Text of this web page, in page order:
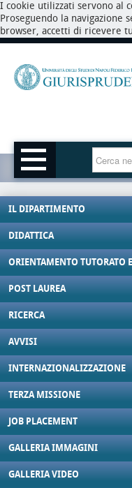
I cookie utilizzati servono al
Proseguendo la navigazione
browser, accetti di ricevere
IL DIPARTIMENTO
DIDATTICA
ORIENTAMENTO TUTORATO
POST LAUREA
RICERCA
AVVISI
INTERNAZIONALIZZAZIONE
TERZA MISSIONE
JOB PLACEMENT
GALLERIA IMMAGINI
GALLERIA VIDEO